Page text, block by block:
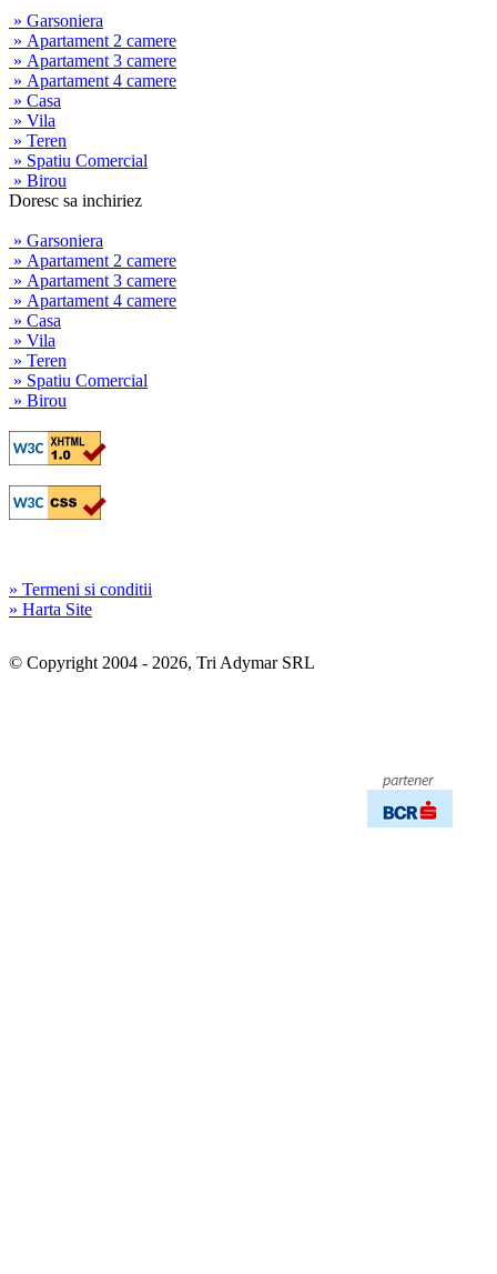
» Garsoniera
» Apartament 2 camere
» Apartament 3 camere
» Apartament 4 camere
» Casa
» Vila
» Teren
» Spatiu Comercial
» Birou
Doresc sa inchiriez
» Garsoniera
» Apartament 2 camere
» Apartament 3 camere
» Apartament 4 camere
» Casa
» Vila
» Teren
» Spatiu Comercial
» Birou
» Termeni si conditii
» Harta Site
© Copyright 2004 - 2026, Tri Adymar SRL